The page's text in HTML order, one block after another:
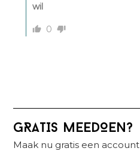
wil
0
Primaire
Sidebar
GRATIS MEEDOEN?
Maak nu gratis een